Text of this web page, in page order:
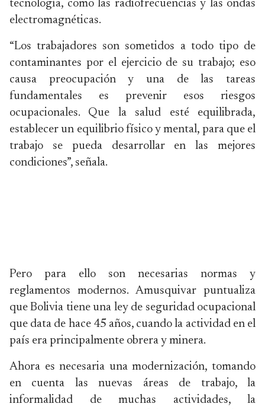
tecnología, como las radiofrecuencias y las ondas
electromagnéticas.
“Los trabajadores son sometidos a todo tipo de
contaminantes por el ejercicio de su trabajo; eso
causa preocupación y una de las tareas
fundamentales es prevenir esos riesgos
ocupacionales. Que la salud esté equilibrada,
establecer un equilibrio físico y mental, para que el
trabajo se pueda desarrollar en las mejores
condiciones”, señala.
Pero para ello son necesarias normas y
reglamentos modernos. Amusquivar puntualiza
que Bolivia tiene una ley de seguridad ocupacional
que data de hace 45 años, cuando la actividad en el
país era principalmente obrera y minera.
Ahora es necesaria una modernización, tomando
en cuenta las nuevas áreas de trabajo, la
informalidad de muchas actividades, la